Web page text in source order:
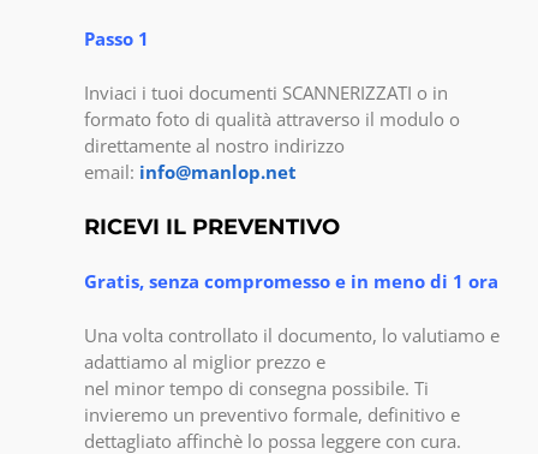
Passo 1
Inviaci i tuoi documenti SCANNERIZZATI o in
formato foto di qualità attraverso il modulo o
direttamente al nostro indirizzo
email: info@manlop.net
RICEVI IL PREVENTIVO
Gratis, senza compromesso e in meno di 1 ora
Una volta controllato il documento, lo valutiamo e
adattiamo al miglior prezzo e
nel minor tempo di consegna possibile. Ti
invieremo un preventivo formale, definitivo e
dettagliato affinchè lo possa leggere con cura.